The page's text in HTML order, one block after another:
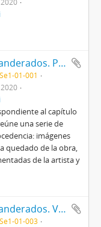
Capítulo Cuerpos A banderados. Publicación digital
01-001
2020
al capítulo
una serie de
imágenes
quedado de la obra,
de la artista y
Capítulo Cuerpos A banderados. Versión audiovisual
01-003